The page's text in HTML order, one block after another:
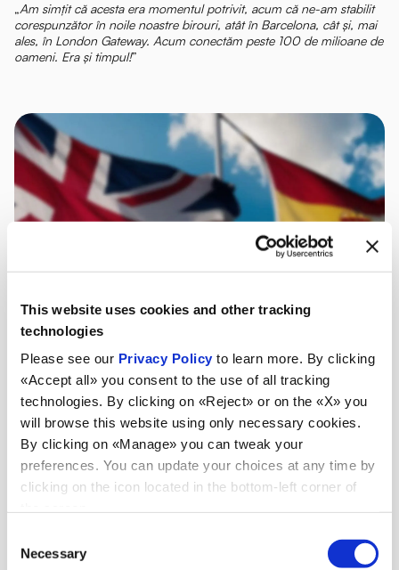
This website uses cookies and other tracking
technologies
Please see our Privacy Policy to learn more. By clicking
«Accept all» you consent to the use of all tracking
technologies. By clicking on «Reject» or on the «X» you
will browse this website using only necessary cookies.
By clicking on «Manage» you can tweak your
preferences. You can update your choices at any time by
clicking on the icon located in the bottom-left corner of
Selection
Necessary
„Am simțit că acesta era momentul potrivit, acum că ne-am stabilit
corespunzător în noile noastre birouri, atât în Barcelona, cât și, mai
ales, în London Gateway. Acum conectăm peste 100 de milioane de
oameni. Era și timpul!”